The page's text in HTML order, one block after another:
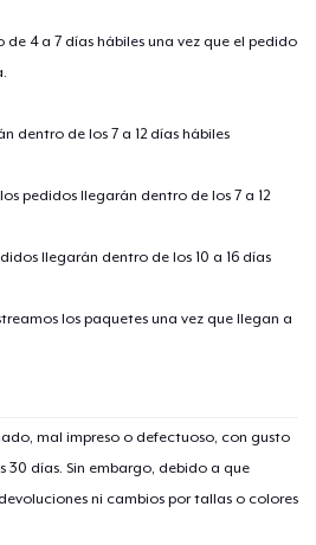
4 a 7 días hábiles una vez que el pedido
dentro de los 7 a 12 días hábiles
pedidos llegarán dentro de los 7 a 12
llegarán dentro de los 10 a 16 días
los paquetes una vez que llegan a
mal impreso o defectuoso, con gusto
30 días. Sin embargo, debido a que
ni cambios por tallas o colores
al carrito